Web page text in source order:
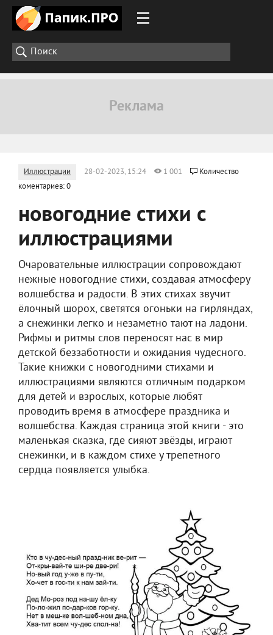
Иллюстрации 28-02-2023, 15:24 1 001
Количество
коментариев: 0
новогодние стихи с
иллюстрациями
Очаровательные иллюстрации сопровождают
нежные новогодние стихи, создавая атмосферу
волшебства и радости. В этих стихах звучит
ёлочный шорох, светятся огоньки на гирляндах,
а снежинки легко и незаметно тают на ладони.
Рифмы и ритмы слов переносят нас в мир
детской беззаботности и ожидания чудесного.
Такие книжки с новогодними стихами и
иллюстрациями являются отличным подарком
для детей и взрослых, которые любят
проводить время в атмосфере праздника и
волшебства. Каждая страница этой книги - это
маленькая сказка, где сияют звёзды, играют
снежинки, и в каждом стихе у трепетного
сердца появляется улыбка.